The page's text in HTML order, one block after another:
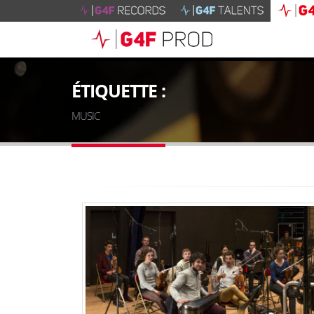
ÉTIQUETTE :
MUSIC